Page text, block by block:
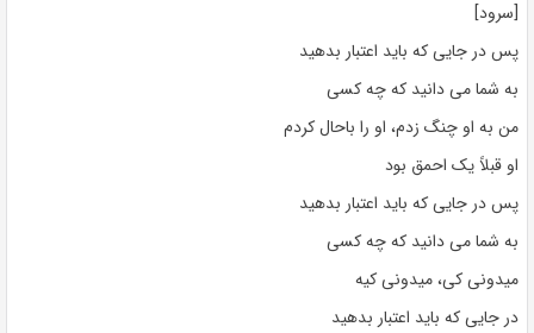
[سرود]
پس در جایی که باید اعتبار بدهید
به شما می دانید که چه کسی
من به او چنگ زدم، او را باحال کردم
او قبلاً یک احمق بود
پس در جایی که باید اعتبار بدهید
به شما می دانید که چه کسی
میدونی کی، میدونی کیه
در جایی که باید اعتبار بدهید